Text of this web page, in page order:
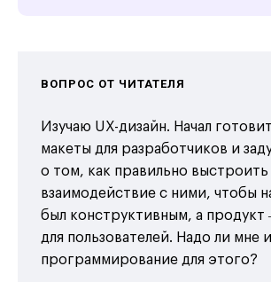
ВОПРОС ОТ ЧИТАТЕЛЯ
Изучаю UX-дизайн. Начал
макеты для разработчиков и
о том, как правильно выстроить
взаимодействие с ними, чтобы
был конструктивным, а
для пользователей. Надо ли мне
программирование для этого?